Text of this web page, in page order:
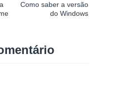
Como saber a versão
do Windows